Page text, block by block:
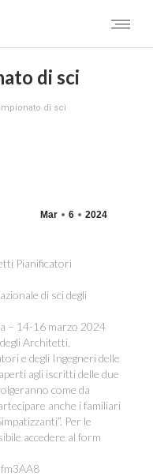
di sci
di sci
Mar 6 2024
Pianificatori
di sci degli
– 14-16 marzo 2024
Architetti,
e degli Ingegneri delle
agli iscritti delle due
come da
anche i familiari
Per le
accedere al form